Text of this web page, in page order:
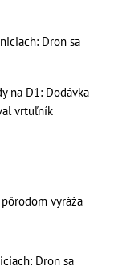
Dron sa
na D1: Dodávka
vrtuľník
vyráža
Dron sa